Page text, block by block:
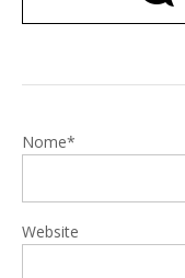
Nome*
Website